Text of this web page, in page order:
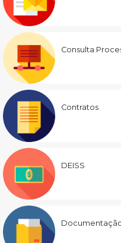
Consulta
Contratos
DEISS